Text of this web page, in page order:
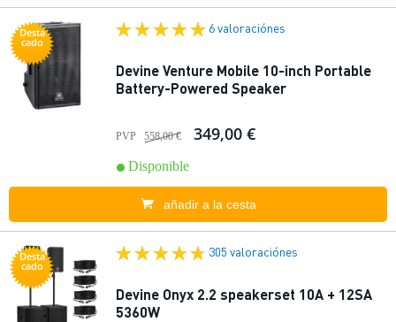
Desta
cado
6 valoraciónes
Devine Venture Mobile 10-inch Portable
Battery-Powered Speaker
PVP 558,00 € 349,00 €
Disponible
añadir a la cesta
Desta
cado
305 valoraciónes
Devine Onyx 2.2 speakerset 10A + 12SA
5360W